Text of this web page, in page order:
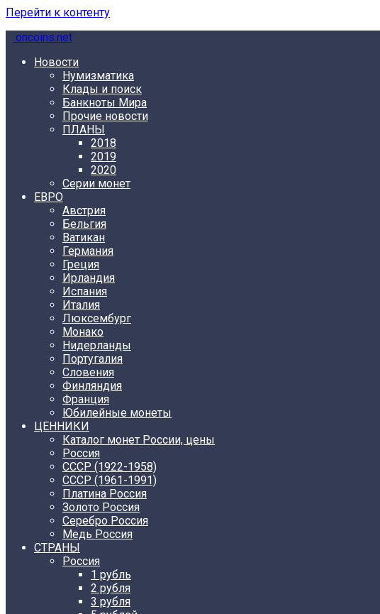
Перейти к контенту
oncoins.net
Новости
Нумизматика
Клады и поиск
Банкноты Мира
Прочие новости
ПЛАНЫ
2018
2019
2020
Серии монет
ЕВРО
Австрия
Бельгия
Ватикан
Германия
Греция
Ирландия
Испания
Италия
Люксембург
Монако
Нидерланды
Португалия
Словения
Финляндия
Франция
Юбилейные монеты
ЦЕННИКИ
Каталог монет России, цены
Россия
СССР (1922-1958)
CCCР (1961-1991)
Платина Россия
Золото Россия
Серебро Россия
Медь Россия
СТРАНЫ
Россия
1 рубль
2 рубля
3 рубля